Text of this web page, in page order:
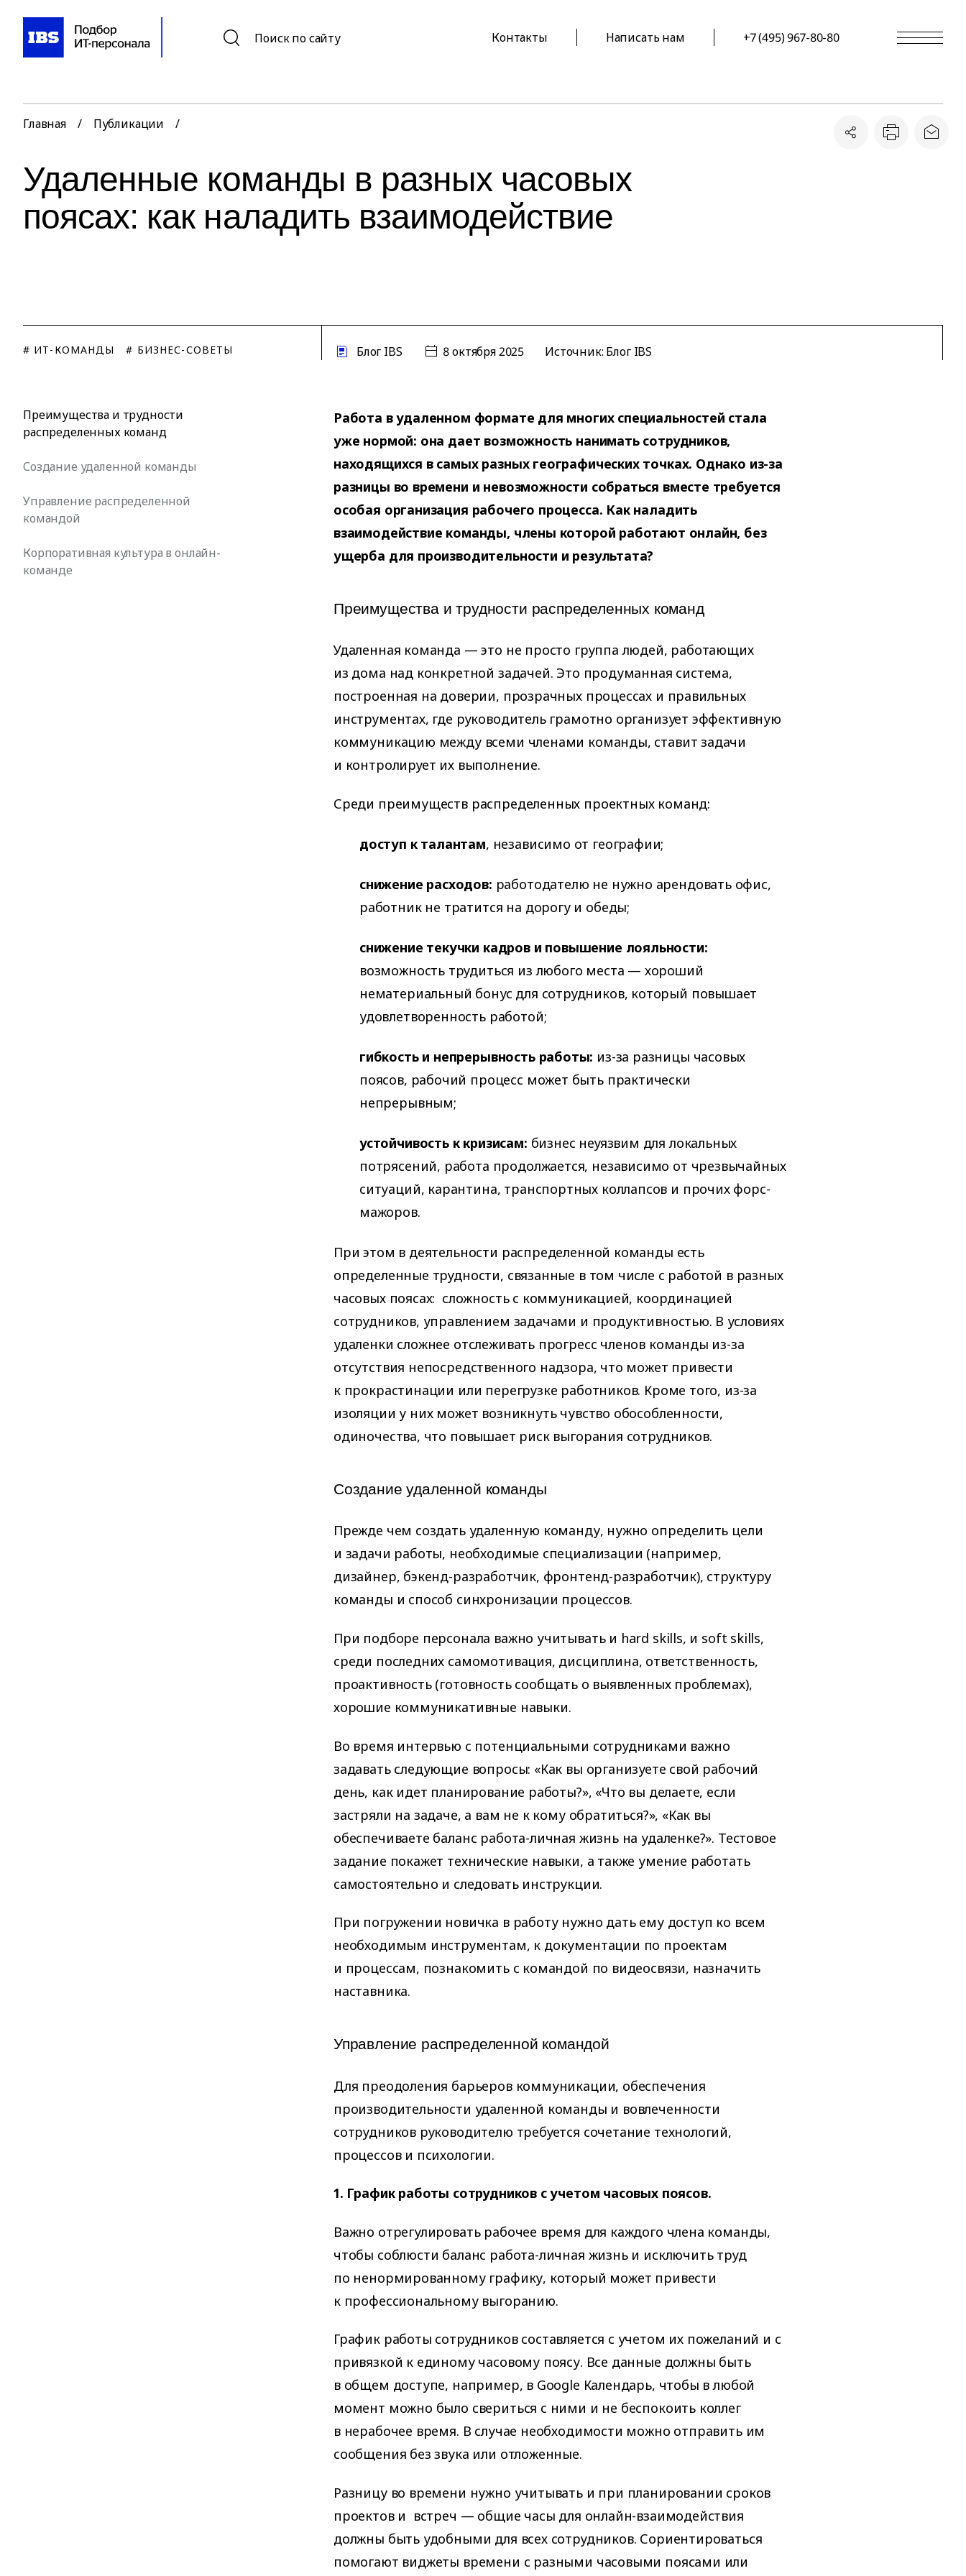
Поиск по сайту Контакты Написать нам +7 (495) 967-80-80
Главная / Публикации /
Удаленные команды в разных часовых
поясах: как наладить взаимодействие
# ИТ-КОМАНДЫ # БИЗНЕС-СОВЕТЫ Блог IBS 8 октября 2025 Источник: Блог IBS
Преимущества и трудности
распределенных команд
Создание удаленной команды
Управление распределенной
командой
Корпоративная культура в онлайн-
команде
Работа в удаленном формате для многих специальностей стала
уже нормой: она дает возможность нанимать сотрудников,
находящихся в самых разных географических точках. Однако из-за
разницы во времени и невозможности собраться вместе требуется
особая организация рабочего процесса. Как наладить
взаимодействие команды, члены которой работают онлайн, без
ущерба для производительности и результата?
Преимущества и трудности распределенных команд
Удаленная команда — это не просто группа людей, работающих
из дома над конкретной задачей. Это продуманная система,
построенная на доверии, прозрачных процессах и правильных
инструментах, где руководитель грамотно организует эффективную
коммуникацию между всеми членами команды, ставит задачи
и контролирует их выполнение.
Среди преимуществ распределенных проектных команд:
доступ к талантам, независимо от географии;
снижение расходов: работодателю не нужно арендовать офис,
работник не тратится на дорогу и обеды;
снижение текучки кадров и повышение лояльности:
возможность трудиться из любого места — хороший
нематериальный бонус для сотрудников, который повышает
удовлетворенность работой;
гибкость и непрерывность работы: из-за разницы часовых
поясов, рабочий процесс может быть практически
непрерывным;
устойчивость к кризисам: бизнес неуязвим для локальных
потрясений, работа продолжается, независимо от чрезвычайных
ситуаций, карантина, транспортных коллапсов и прочих форс-
мажоров.
При этом в деятельности распределенной команды есть
определенные трудности, связанные в том числе с работой в разных
часовых поясах: сложность с коммуникацией, координацией
сотрудников, управлением задачами и продуктивностью. В условиях
удаленки сложнее отслеживать прогресс членов команды из-за
отсутствия непосредственного надзора, что может привести
к прокрастинации или перегрузке работников. Кроме того, из-за
изоляции у них может возникнуть чувство обособленности,
одиночества, что повышает риск выгорания сотрудников.
Создание удаленной команды
Прежде чем создать удаленную команду, нужно определить цели
и задачи работы, необходимые специализации (например,
дизайнер, бэкенд-разработчик, фронтенд-разработчик), структуру
команды и способ синхронизации процессов.
При подборе персонала важно учитывать и hard skills, и soft skills,
среди последних самомотивация, дисциплина, ответственность,
проактивность (готовность сообщать о выявленных проблемах),
хорошие коммуникативные навыки.
Во время интервью с потенциальными сотрудниками важно
задавать следующие вопросы: «Как вы организуете свой рабочий
день, как идет планирование работы?», «Что вы делаете, если
застряли на задаче, а вам не к кому обратиться?», «Как вы
обеспечиваете баланс работа-личная жизнь на удаленке?». Тестовое
задание покажет технические навыки, а также умение работать
самостоятельно и следовать инструкции.
При погружении новичка в работу нужно дать ему доступ ко всем
необходимым инструментам, к документации по проектам
и процессам, познакомить с командой по видеосвязи, назначить
наставника.
Управление распределенной командой
Для преодоления барьеров коммуникации, обеспечения
производительности удаленной команды и вовлеченности
сотрудников руководителю требуется сочетание технологий,
процессов и психологии.
1. График работы сотрудников с учетом часовых поясов.
Важно отрегулировать рабочее время для каждого члена команды,
чтобы соблюсти баланс работа-личная жизнь и исключить труд
по ненормированному графику, который может привести
к профессиональному выгоранию.
График работы сотрудников составляется с учетом их пожеланий и с
привязкой к единому часовому поясу. Все данные должны быть
в общем доступе, например, в Google Календарь, чтобы в любой
момент можно было свериться с ними и не беспокоить коллег
в нерабочее время. В случае необходимости можно отправить им
сообщения без звука или отложенные.
Разницу во времени нужно учитывать и при планировании сроков
проектов и встреч — общие часы для онлайн-взаимодействия
должны быть удобными для всех сотрудников. Сориентироваться
помогают виджеты времени с разными часовыми поясами или